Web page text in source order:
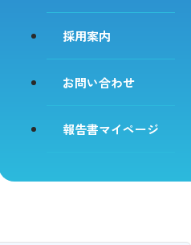
採用案内
お問い合わせ
報告書マイページ
下水道法」
シン類（水質）
排水